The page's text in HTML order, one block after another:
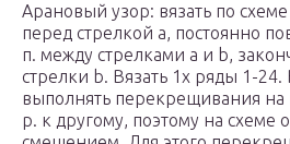
Арановый узор: вязать по
перед стрелкой а, постоянно
п. между стрелками а и b,
стрелки b. Вязать 1х ряды 1-
выполнять перекрещивания на
р. к другому, поэтому на схеме